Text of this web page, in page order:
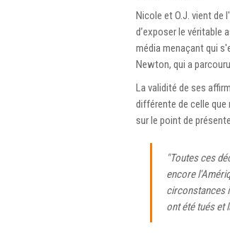
Nicole et O.J. vient de
d’exposer le véritable
média menaçant qui
Newton, qui a
La validité de ses
différente de celle
sur le point de
"Toutes ces
encore
circonstances
ont été tués et